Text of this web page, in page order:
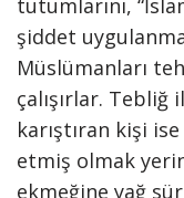
tutumlarını,
şiddet
Müslümanları
çalışırlar.
karıştıran kişi
etmiş olmak
ekmeğine yağ